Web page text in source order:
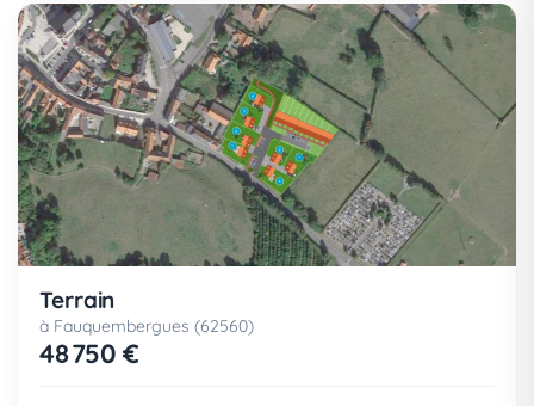
Terrain
à Fauquembergues (62560)
48 750 €